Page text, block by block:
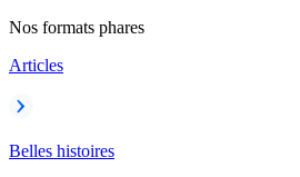
Nos formats phares
Articles
Belles histoires